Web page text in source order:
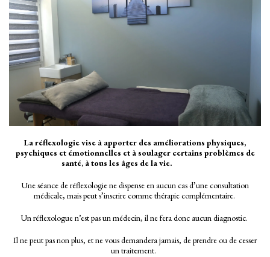
La réflexologie vise à apporter des améliorations physiques,
psychiques et émotionnelles et à soulager certains problèmes de
santé, à tous les âges de la vie.
Une séance de réflexologie ne dispense en aucun cas d’une consultation
médicale, mais peut s’inscrire comme thérapie complémentaire.
Un réflexologue n’est pas un médecin, il ne fera donc aucun diagnostic.
Il ne peut pas non plus, et ne vous demandera jamais, de prendre ou de cesser
un traitement.